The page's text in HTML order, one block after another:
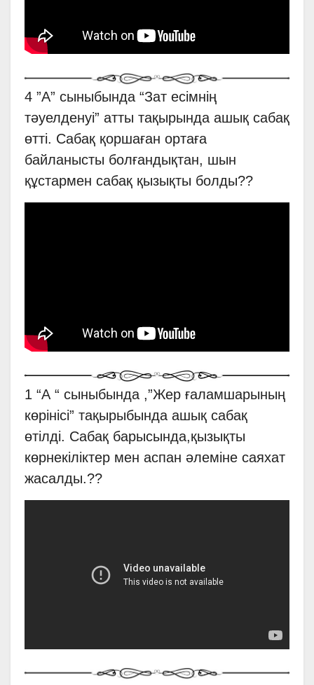
4 ”А” сыныбында “Зат есімнің
тәуелденуі” атты тақырында ашық сабақ
өтті. Сабақ қоршаған ортаға
байланысты болғандықтан, шын
құстармен сабақ қызықты болды??
1 “А “ сыныбында ,”Жер ғаламшарының
көрінісі” тақырыбында ашық сабақ
өтілді. Сабақ барысында,қызықты
көрнекіліктер мен аспан әлеміне саяхат
жасалды.??